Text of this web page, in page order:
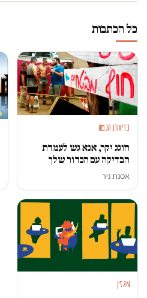
כל הכתבות
בריאות הנפש
חוגג יקר, אנא גש לעמדת
הבדיקה עם הכדור שלך
אסנת ניר
מגזין